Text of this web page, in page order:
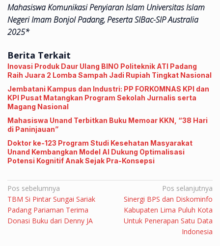
Mahasiswa Komunikasi Penyiaran Islam Universitas Islam
Negeri Imam Bonjol Padang, Peserta SIBac-SIP Australia
2025*
Berita Terkait
Inovasi Produk Daur Ulang BINO Politeknik ATI Padang
Raih Juara 2 Lomba Sampah Jadi Rupiah Tingkat Nasional
Jembatani Kampus dan Industri: PP FORKOMNAS KPI dan
KPI Pusat Matangkan Program Sekolah Jurnalis serta
Magang Nasional
Mahasiswa Unand Terbitkan Buku Memoar KKN, “38 Hari
di Paninjauan”
Doktor ke-123 Program Studi Kesehatan Masyarakat
Unand Kembangkan Model AI Dukung Optimalisasi
Potensi Kognitif Anak Sejak Pra-Konsepsi
Navigasi
pos
Pos sebelumnya
TBM Si Pintar Sungai Sariak
Padang Pariaman Terima
Donasi Buku dari Denny JA
Pos selanjutnya
Sinergi BPS dan Diskominfo
Kabupaten Lima Puluh Kota
Untuk Penerapan Satu Data
Indonesia